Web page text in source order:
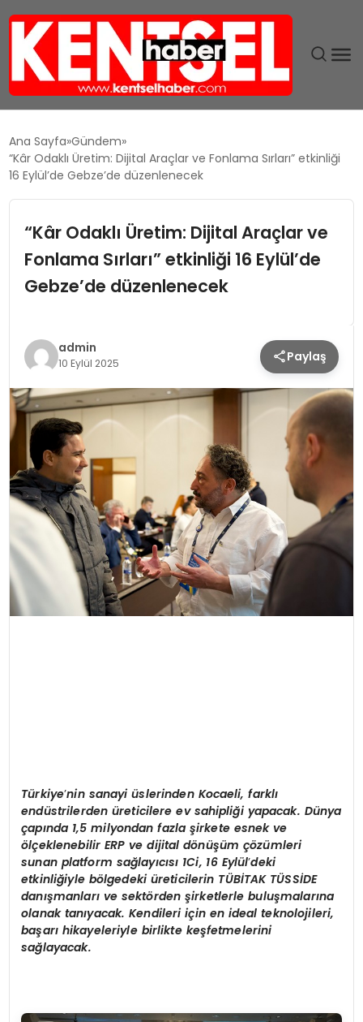
GÜNDEM
EĞITIM
MAGAZIN
KÜLTÜR & SANAT
SPOR
SAĞLIK
Ana Sayfa Gündem
“Kâr Odaklı Üretim: Dijital Araçlar ve Fonlama Sırları” etkinliği
16 Eylül’de Gebze’de düzenlenecek
“Kâr Odaklı Üretim: Dijital Araçlar ve
Fonlama Sırları” etkinliği 16 Eylül’de
Gebze’de düzenlenecek
admin
10 Eylül 2025 Paylaş
Türkiye’nin sanayi üslerinden Kocaeli, farklı
endüstrilerden üreticilere ev sahipliği yapacak. Dünya
çapında 1,5 milyondan fazla şirkete esnek ve
ölçeklenebilir ERP ve dijital dönüşüm çözümleri
sunan platform sağlayıcısı 1Ci, 16 Eylül’deki
etkinliğiyle bölgedeki üreticilerin TÜBİTAK TÜSSİDE
danışmanları ve sektörden şirketlerle buluşmalarına
olanak tanıyacak. Kendileri için en ideal teknolojileri,
başarı hikayeleriyle birlikte keşfetmelerini
sağlayacak.